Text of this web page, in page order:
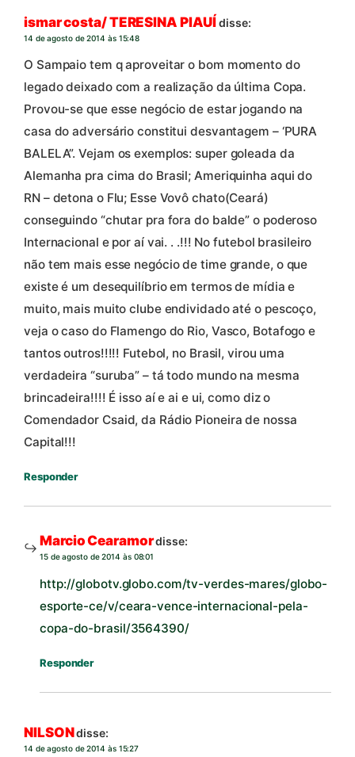
ismar costa/ TERESINA PIAUÍdisse:
14 de agosto de 2014 às 15:48
O Sampaio tem q aproveitar o bom momento do
legado deixado com a realização da última Copa.
Provou-se que esse negócio de estar jogando na
casa do adversário constitui desvantagem – ‘PURA
BALELA”. Vejam os exemplos: super goleada da
Alemanha pra cima do Brasil; Ameriquinha aqui do
RN – detona o Flu; Esse Vovô chato(Ceará)
conseguindo “chutar pra fora do balde” o poderoso
Internacional e por aí vai. . .!!! No futebol brasileiro
não tem mais esse negócio de time grande, o que
existe é um desequilíbrio em termos de mídia e
muito, mais muito clube endividado até o pescoço,
veja o caso do Flamengo do Rio, Vasco, Botafogo e
tantos outros!!!!! Futebol, no Brasil, virou uma
verdadeira “suruba” – tá todo mundo na mesma
brincadeira!!!! É isso aí e ai e ui, como diz o
Comendador Csaid, da Rádio Pioneira de nossa
Capital!!!
Responder
Marcio Cearamordisse:
15 de agosto de 2014 às 08:01
http://globotv.globo.com/tv-verdes-mares/globo-
esporte-ce/v/ceara-vence-internacional-pela-
copa-do-brasil/3564390/
Responder
NILSONdisse:
14 de agosto de 2014 às 15:27